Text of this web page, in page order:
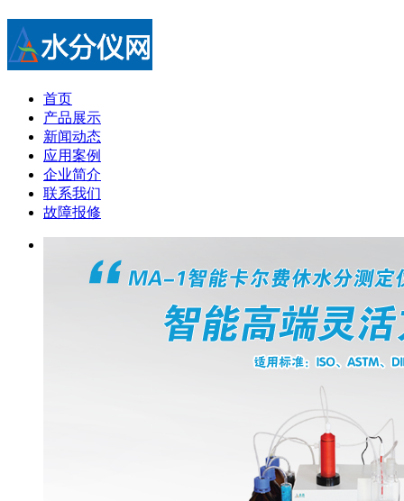
首页
产品展示
新闻动态
应用案例
企业简介
联系我们
故障报修